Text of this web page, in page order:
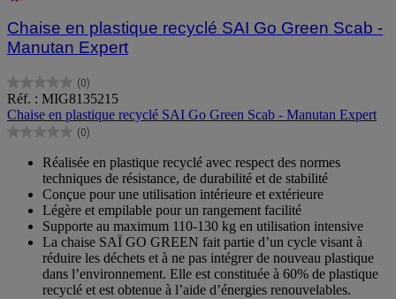
Chaise en plastique recyclé SAI Go Green Scab -
Manutan Expert
(0)
0.0
sur
5
étoiles.
Réf. : MIG8135215
Chaise en plastique recyclé SAI Go Green Scab - Manutan Expert
(0)
0.0
étoiles.
Réalisée en plastique recyclé avec respect des normes
techniques de résistance, de durabilité et de stabilité
Conçue pour une utilisation intérieure et extérieure
Légère et empilable pour un rangement facilité
Supporte au maximum 110-130 kg en utilisation intensive
La chaise SAÏ GO GREEN fait partie d’un cycle visant à
réduire les déchets et à ne pas intégrer de nouveau plastique
dans l’environnement. Elle est constituée à 60% de plastique
recyclé et est obtenue à l’aide d’énergies renouvelables.